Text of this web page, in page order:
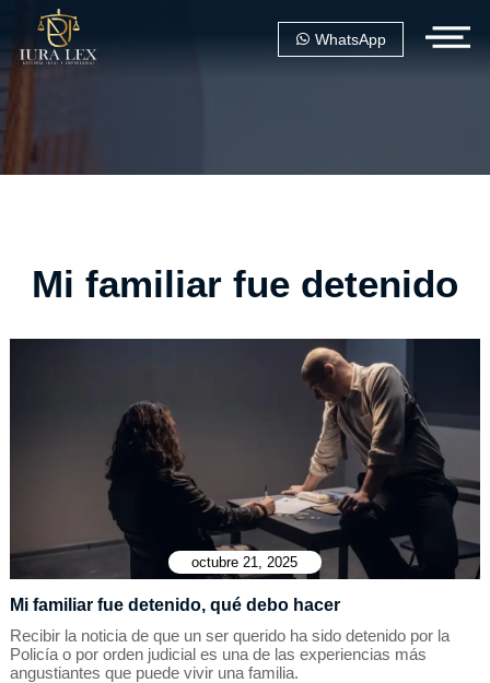
WhatsApp
Mi familiar fue detenido
octubre 21, 2025
Mi familiar fue detenido, qué debo hacer
Recibir la noticia de que un ser querido ha sido detenido por la
Policía o por orden judicial es una de las experiencias más
angustiantes que puede vivir una familia.